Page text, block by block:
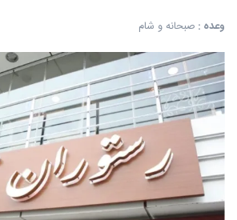
وعده : صبحانه و شام